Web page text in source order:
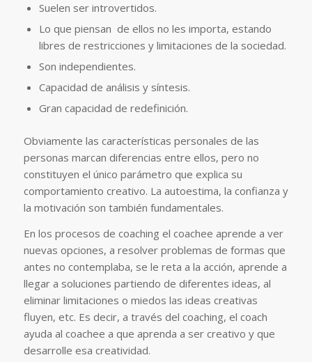
Suelen ser introvertidos.
Lo que piensan de ellos no les importa, estando
libres de restricciones y limitaciones de la sociedad.
Son independientes.
Capacidad de análisis y síntesis.
Gran capacidad de redefinición.
Obviamente las características personales de las
personas marcan diferencias entre ellos, pero no
constituyen el único parámetro que explica su
comportamiento creativo. La autoestima, la confianza y
la motivación son también fundamentales.
En los procesos de coaching el coachee aprende a ver
nuevas opciones, a resolver problemas de formas que
antes no contemplaba, se le reta a la acción, aprende a
llegar a soluciones partiendo de diferentes ideas, al
eliminar limitaciones o miedos las ideas creativas
fluyen, etc. Es decir, a través del coaching, el coach
ayuda al coachee a que aprenda a ser creativo y que
desarrolle esa creatividad.